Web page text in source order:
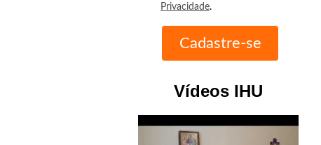
Privacidade.
Vídeos IHU